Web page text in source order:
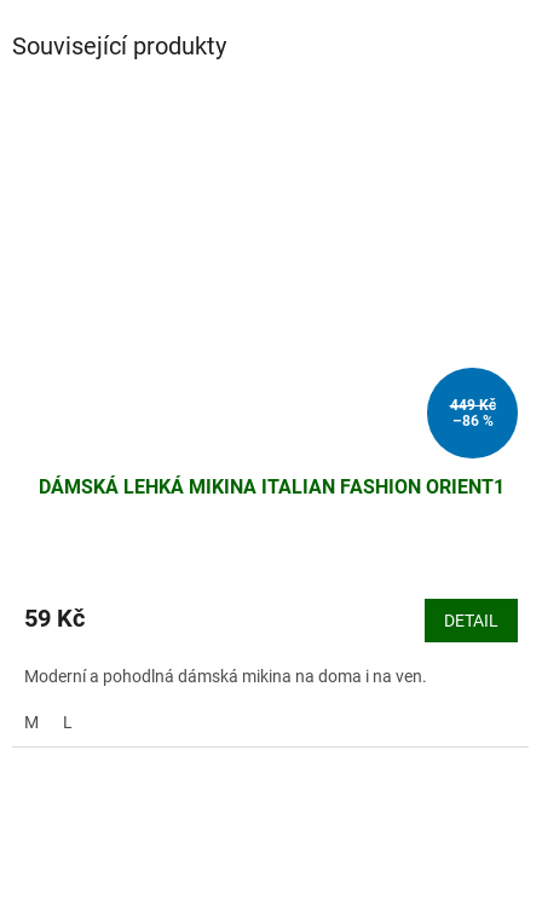
Související produkty
449 Kč
–86 %
DÁMSKÁ LEHKÁ MIKINA ITALIAN FASHION ORIENT1
59 Kč DETAIL
Moderní a pohodlná dámská mikina na doma i na ven.
M L